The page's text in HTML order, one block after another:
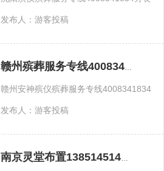
发布人：游客投稿
赣州殡葬服务专线4008341834办丧事一条龙官网
赣州安神殡仪殡葬服务专线4008341834
发布人：游客投稿
南京灵堂布置13851451439随时上门办理